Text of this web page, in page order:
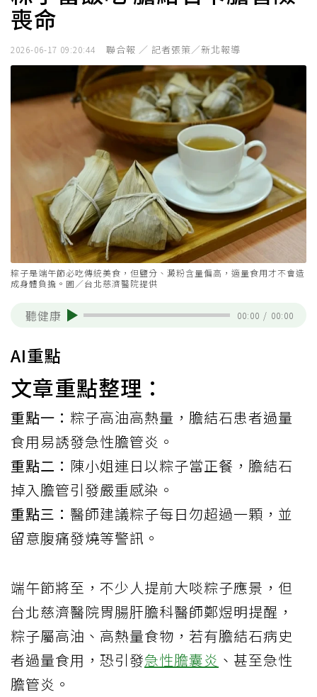
喪命
2026-06-17 09:20:44 聯合報 ／ 記者張策／新北報導
粽子是端午節必吃傳統美食，但鹽分、澱粉含量偏高，適量食用才不會造
成身體負擔。圖／台北慈濟醫院提供
聽健康 00:00 / 00:00
AI重點
文章重點整理：
重點一： 粽子高油高熱量，膽結石患者過量
食用易誘發急性膽管炎。
重點二： 陳小姐連日以粽子當正餐，膽結石
掉入膽管引發嚴重感染。
重點三： 醫師建議粽子每日勿超過一顆，並
留意腹痛發燒等警訊。
端午節將至，不少人提前大啖粽子應景，但
台北慈濟醫院胃腸肝膽科醫師鄭煜明提醒，
粽子屬高油、高熱量食物，若有膽結石病史
者過量食用，恐引發急性膽囊炎 、甚至急性
膽管炎。